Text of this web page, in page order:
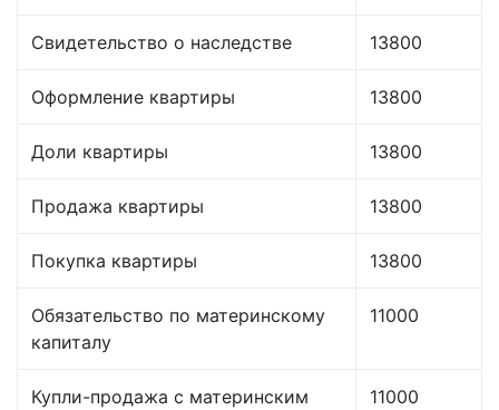
Свидетельство о наследстве 13800
Оформление квартиры 13800
Доли квартиры 13800
Продажа квартиры 13800
Покупка квартиры 13800
Обязательство по материнскому
капиталу
11000
Купли-продажа с материнским
11000